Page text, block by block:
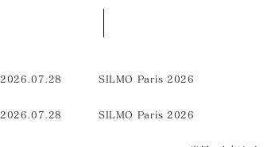
2026.07.28 SILMO Paris 2026
2026.07.28 SILMO Paris 2026